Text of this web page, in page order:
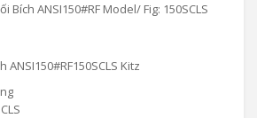
Bích ANSI150#RF Model/ Fig: 150SCLS
Kitz